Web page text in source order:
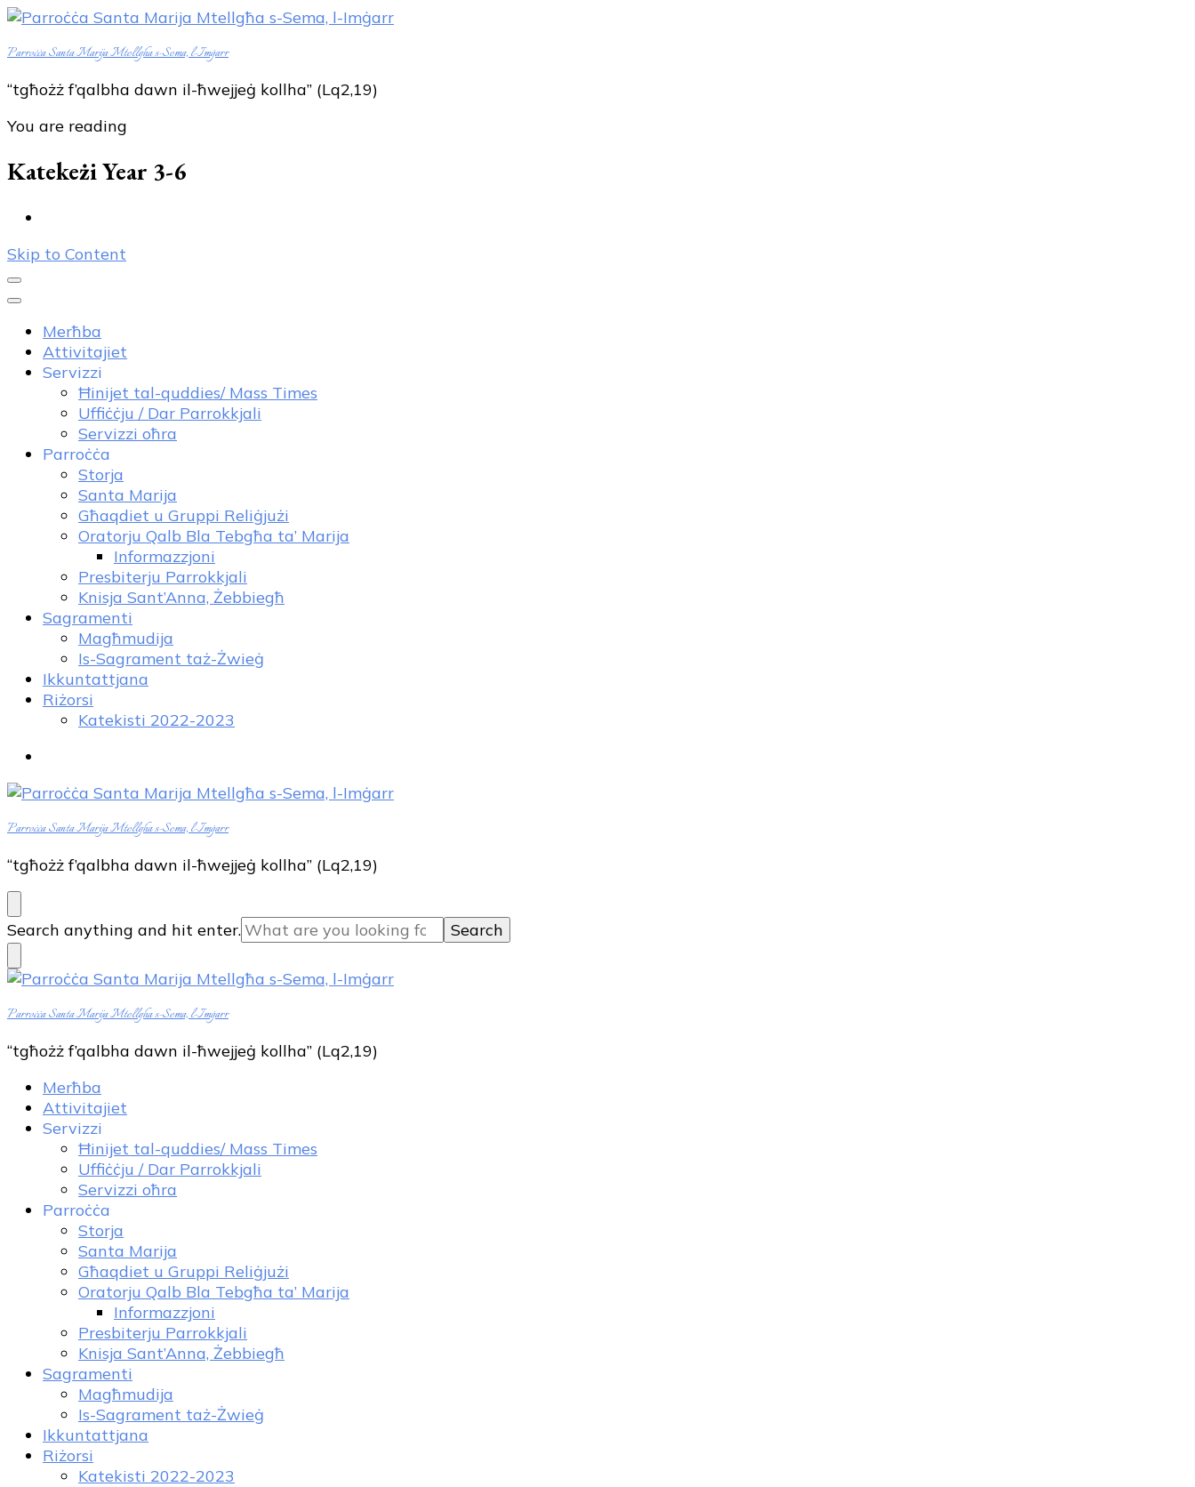
Parroċċa Santa Marija Mtellgħa s-Sema, l-Imġarr
“tgħożż f’qalbha dawn il-ħwejjeġ kollha” (Lq2,19)
You are reading
Katekeżi Year 3-6
Skip to Content
Merħba
Attivitajiet
Servizzi
Ħinijet tal-quddies/ Mass Times
Uffiċċju / Dar Parrokkjali
Servizzi oħra
Parroċċa
Storja
Santa Marija
Għaqdiet u Gruppi Reliġjużi
Oratorju Qalb Bla Tebgħa ta’ Marija
Informazzjoni
Presbiterju Parrokkjali
Knisja Sant’Anna, Żebbiegħ
Sagramenti
Magħmudija
Is-Sagrament taż-Żwieġ
Ikkuntattjana
Riżorsi
Katekisti 2022-2023
Parroċċa Santa Marija Mtellgħa s-Sema, l-Imġarr
“tgħożż f’qalbha dawn il-ħwejjeġ kollha” (Lq2,19)
Looking
for
Something?
Search anything and hit enter.
Parroċċa Santa Marija Mtellgħa s-Sema, l-Imġarr
“tgħożż f’qalbha dawn il-ħwejjeġ kollha” (Lq2,19)
Merħba
Attivitajiet
Servizzi
Ħinijet tal-quddies/ Mass Times
Uffiċċju / Dar Parrokkjali
Servizzi oħra
Parroċċa
Storja
Santa Marija
Għaqdiet u Gruppi Reliġjużi
Oratorju Qalb Bla Tebgħa ta’ Marija
Informazzjoni
Presbiterju Parrokkjali
Knisja Sant’Anna, Żebbiegħ
Sagramenti
Magħmudija
Is-Sagrament taż-Żwieġ
Ikkuntattjana
Riżorsi
Katekisti 2022-2023